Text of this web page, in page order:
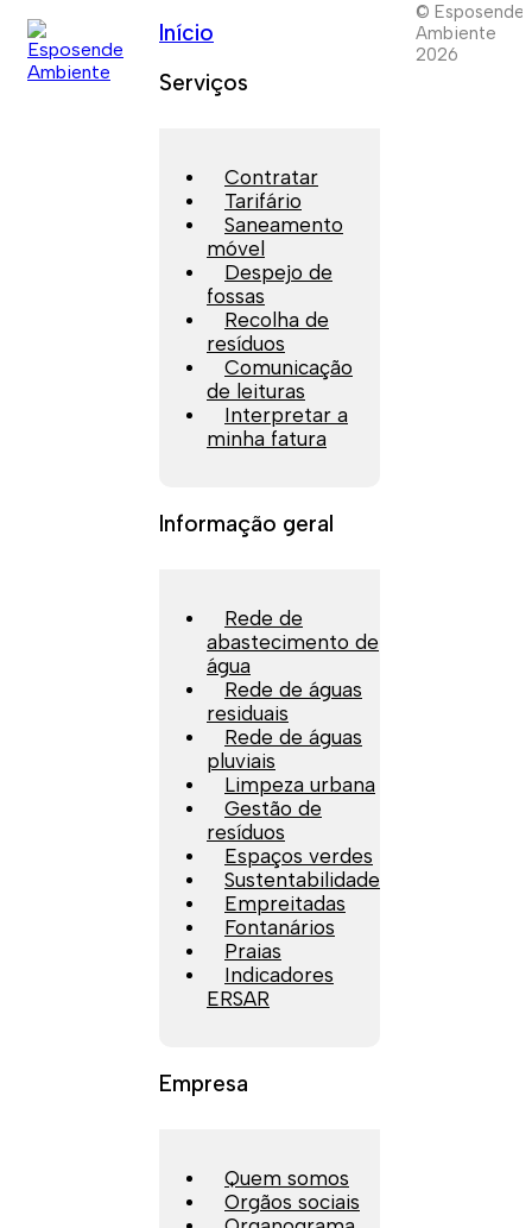
Início
Serviços
Contratar
Tarifário
Saneamento
móvel
Despejo de
fossas
Recolha de
resíduos
Comunicação
de leituras
Interpretar a
minha fatura
Informação geral
Rede de
abastecimento de
água
Rede de águas
residuais
Rede de águas
pluviais
Limpeza urbana
Gestão de
resíduos
Espaços verdes
Sustentabilidade
Empreitadas
Fontanários
Praias
Indicadores
ERSAR
Empresa
Quem somos
Orgãos sociais
© Esposende
Ambiente
2026